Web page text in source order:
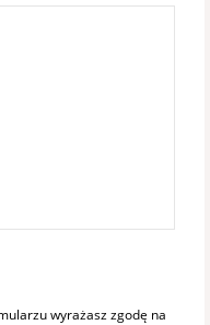
wyrażasz zgodę na